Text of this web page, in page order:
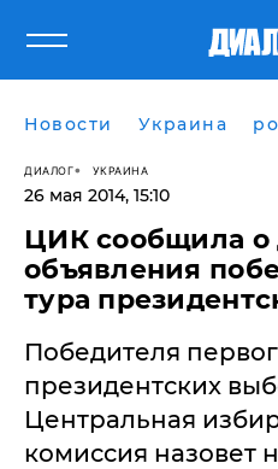
Новости Украина
ДИАЛОГ УКРАИНА
26 мая 2014, 15:10
ЦИК сообщила о
объявления
тура
Победителя
президентских
Центральная
комиссия назовет